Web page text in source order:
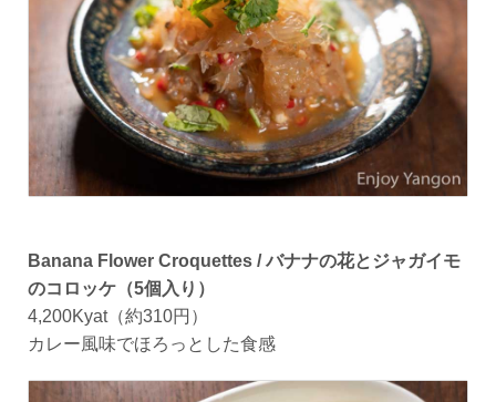
Banana Flower Croquettes / バナナの花とジャガイモ
のコロッケ（5個入り）
4,200Kyat（約310円）
カレー風味でほろっとした食感